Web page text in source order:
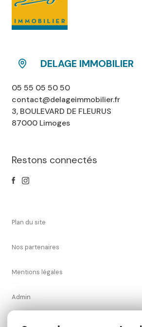
DELAGE IMMOBILIER
05 55 05 50 50
contact@delageimmobilier.fr
3, BOULEVARD DE FLEURUS
87000 Limoges
Restons connectés
plan du site
nos partenaires
mentions légales
admin